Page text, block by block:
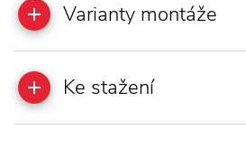
Varianty montáže
Ke stažení